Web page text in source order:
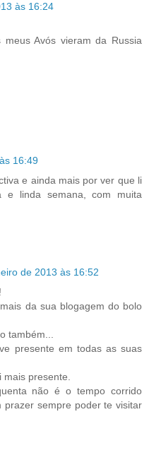
às 16:24
Avós vieram da Russia
16:49
e ainda mais por ver que li
e linda semana, com muita
de 2013 às 16:52
da sua blogagem do bolo
também...
presente em todas as suas
mais presente.
não é o tempo corrido
prazer sempre poder te visitar